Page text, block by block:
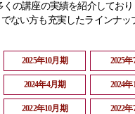
の講座の実績を紹介してお
ない方も充実したラインナッ
2025年10月期 2025
2024年4月期 2024
2022年10月期 2022